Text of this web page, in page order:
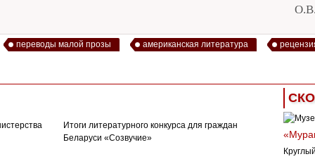
переводы малой прозы американская литература
Итоги литературного конкурса для граждан
Беларуси «Созвучие»